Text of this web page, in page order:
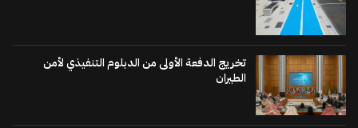
تخريج الدفعة الأولى من الدبلوم التنفيذي لأمن
الطيران